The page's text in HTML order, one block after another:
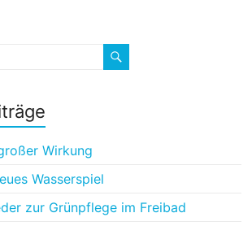
Wirkung
Wasserspiel
zur Grünpflege im Freibad